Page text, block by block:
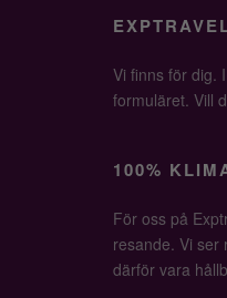
Vi finns för dig.
formuläret. Vill
100%
För oss på
resande. Vi ser
därför vara